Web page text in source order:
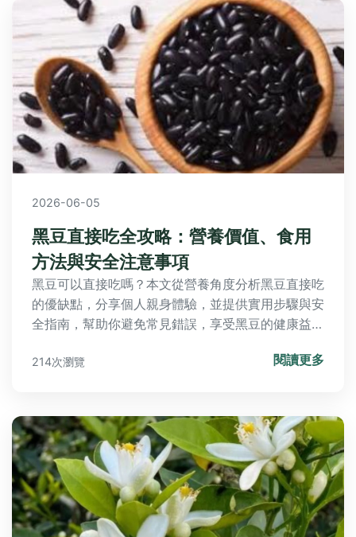
2026-06-05
黑豆直接吃全攻略：營養價值、食用
方法與安全注意事項
黑豆可以直接吃嗎？本文從營養角度分析黑豆直接吃
的優缺點，分享個人親身體驗，並提供實用步驟與安
全指南，幫助你避免常見錯誤，享受黑豆的健康益
214次瀏覽 閱讀更多